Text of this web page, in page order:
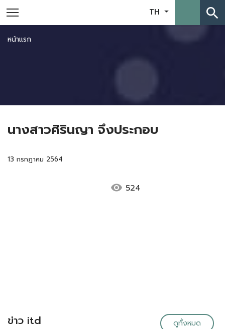
TH search
หน้าแรก
นางสาวศิรินญา จึงประกอบ
13 กรกฎาคม 2564
visibility 524
ข่าว itd ดูทั้งหมด